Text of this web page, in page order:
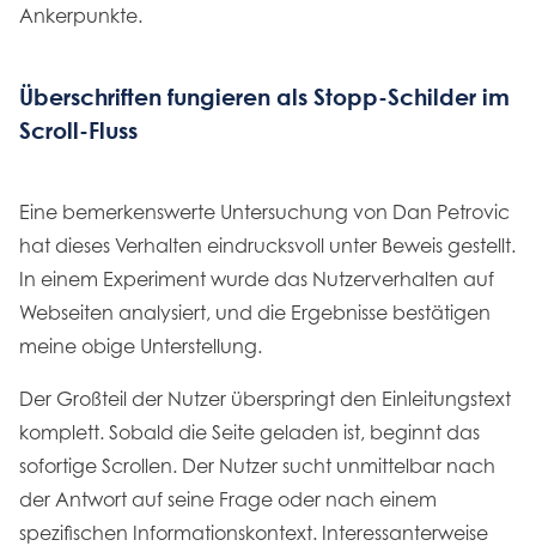
Ankerpunkte.
Überschriften fungieren als Stopp-Schilder im
Scroll-Fluss
Eine bemerkenswerte Untersuchung von Dan Petrovic
hat dieses Verhalten eindrucksvoll unter Beweis gestellt.
In einem Experiment wurde das Nutzerverhalten auf
Webseiten analysiert, und die Ergebnisse bestätigen
meine obige Unterstellung.
Der Großteil der Nutzer überspringt den Einleitungstext
komplett. Sobald die Seite geladen ist, beginnt das
sofortige Scrollen. Der Nutzer sucht unmittelbar nach
der Antwort auf seine Frage oder nach einem
spezifischen Informationskontext. Interessanterweise